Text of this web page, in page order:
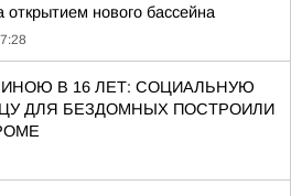
открытием нового бассейна
В 16 ЛЕТ: СОЦИАЛЬНУЮ
ДЛЯ БЕЗДОМНЫХ ПОСТРОИЛИ